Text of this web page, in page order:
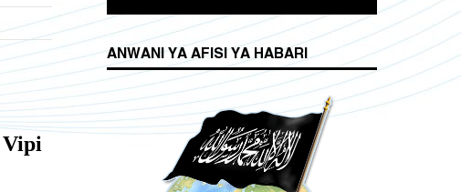
Vipi
ANWANI YA AFISI YA HABARI